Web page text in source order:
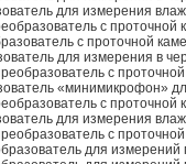
для измерения
с
с проточной
для измерения в
с
«минимикрофон»
с
для измерения
с
для